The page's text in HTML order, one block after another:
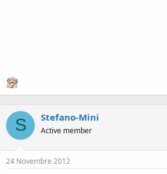
P.s. Pisa merdaaaaaaaaa!
S Stefano-Mini
Active member
24 Novembre 2012